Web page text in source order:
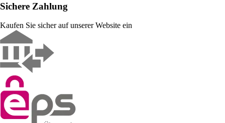
Sichere Zahlung
Kaufen Sie sicher auf unserer Website ein